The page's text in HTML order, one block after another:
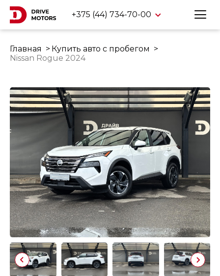
+375 (44) 734-70-00
Главная
Купить авто с пробегом
Nissan Rogue 2024